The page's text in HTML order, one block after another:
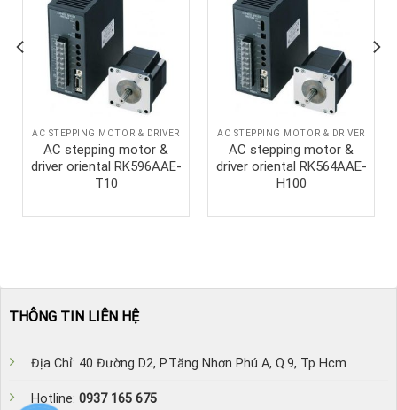
AC STEPPING MOTOR & DRIVER
AC stepping motor &
driver oriental RK596AAE-
T10
AC STEPPING MOTOR & DRIVER
AC stepping motor &
driver oriental RK564AAE-
H100
THÔNG TIN LIÊN HỆ
Địa Chỉ: 40 Đường D2, P.Tăng Nhơn Phú A, Q.9, Tp Hcm
Hotline: 0937 165 675